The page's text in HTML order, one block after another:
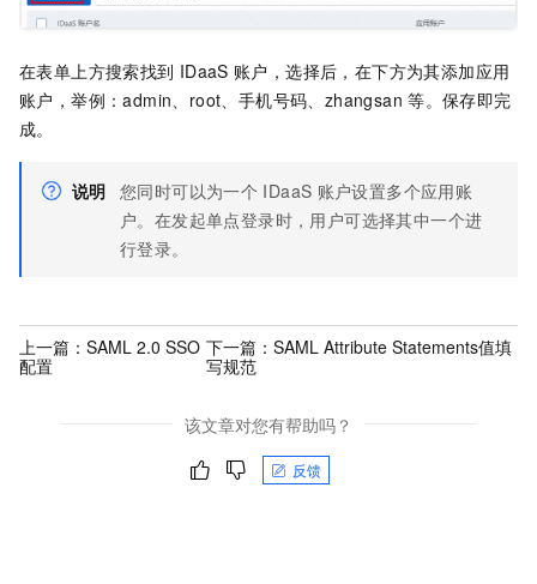
在表单上方搜索找到 IDaaS 账户，选择后，在下方为其添加应用
账户，举例：admin、root、手机号码、zhangsan 等。保存即完
成。​
说明 您同时可以为一个 IDaaS 账户设置多个应用账
户。在发起单点登录时，用户可选择其中一个进
行登录。
上一篇： SAML 2.0 SSO
配置
下一篇：SAML Attribute Statements值填
写规范
该文章对您有帮助吗？
反馈